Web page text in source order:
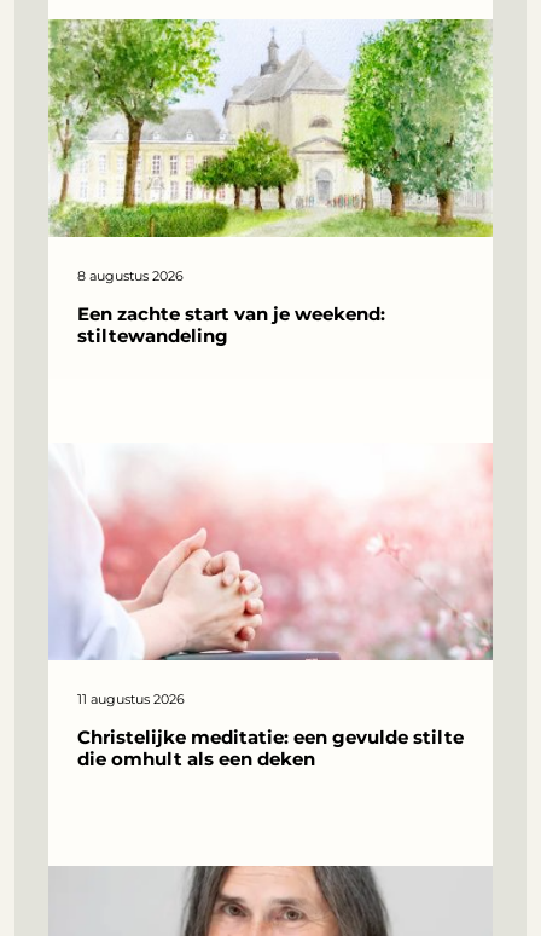
8 augustus 2026
Een zachte start van je weekend:
stiltewandeling
11 augustus 2026
Christelijke meditatie: een gevulde stilte
die omhult als een deken